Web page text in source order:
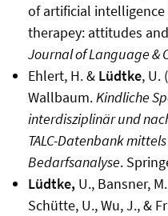
of artificial intelligence
therapey: attitudes
Journal of Language &
Ehlert, H. & Lüdtke, U.
Wallbaum.Kindliche
interdisziplinär und
TALC-Datenbank
Bedarfsanalyse.
Lüdtke, U., Bansner,
Schütte, U., Wu, J., &